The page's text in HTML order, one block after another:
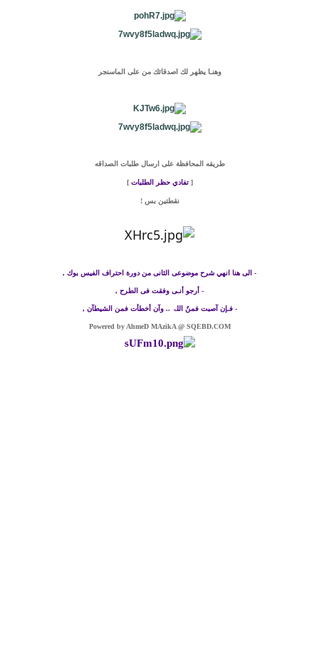
وهنـا يظهر لك اصدقائك من على الماسنجر
طريقه المحافظة على ارسال طلبات الصداقه
[تفادي حظر الطلبات ]
نقطتين بس !
- الى هنا انهي شرح موضوعى الثانى من دورة احتراف الفيس بوك ,
- أرجو أنـى وفقت فى الطرح ,
- فـإن آصبت فمنُ اللۃ .. وآن أخطأت فمن الشيطآن ,
Powered by AhmeD MAzikA @ SQEBD.COM